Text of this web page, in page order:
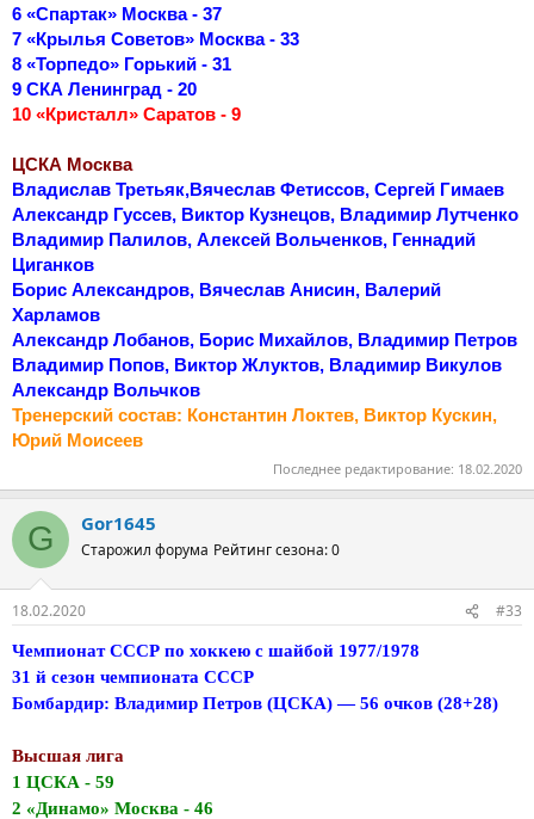
6 «Спартак» Москва - 37
7 «Крылья Советов» Москва - 33
8 «Торпедо» Горький - 31
9 СКА Ленинград - 20
10 «Кристалл» Саратов - 9
ЦСКА Москва
Владислав Третьяк,Вячеслав Фетиссов, Сергей Гимаев
Александр Гуссев, Виктор Кузнецов, Владимир Лутченко
Владимир Палилов, Алексей Вольченков, Геннадий
Циганков
Борис Александров, Вячеслав Анисин, Валерий
Харламов
Александр Лобанов, Борис Михайлов, Владимир Петров
Владимир Попов, Виктор Жлуктов, Владимир Викулов
Александр Вольчков
Тренерский состав: Константин Локтев, Виктор Кускин,
Юрий Моисеев
Последнее редактирование: 18.02.2020
G Gor1645
Старожил форума Рейтинг сезона: 0
18.02.2020 #33
Чемпионат СССР по хоккею с шайбой 1977/1978
31 й сезон чемпионата СССР
Бомбардир: Владимир Петров (ЦСКА) — 56 очков (28+28)
Высшая лига
1 ЦСКА - 59
2 «Динамо» Москва - 46